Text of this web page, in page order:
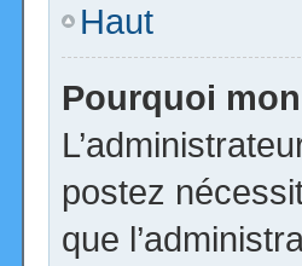
Haut
Pourquoi
postez
que